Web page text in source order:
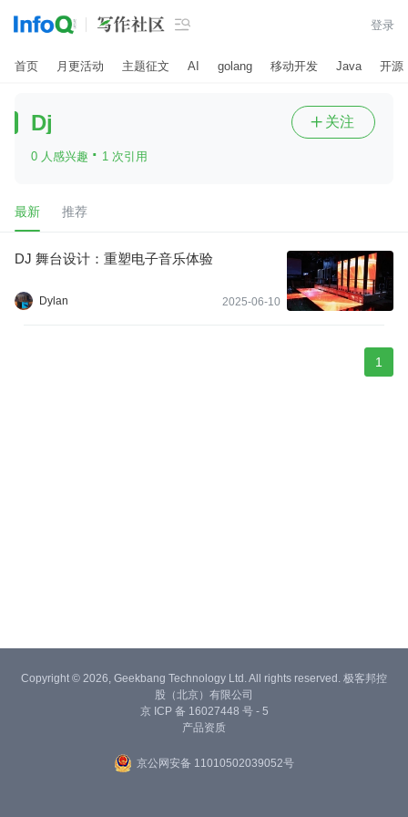
 登录
首页 月更活动 主题征文 AI golang 移动开发 Java 开源
Dj
0 人感兴趣 · 1 次引用
 关注
最新 推荐
DJ 舞台设计：重塑电子音乐体验
Dylan 2025-06-10
1
Copyright © 2026, Geekbang Technology Ltd. All rights reserved. 极客邦控
股（北京）有限公司
京 ICP 备 16027448 号 - 5
产品资质
京公网安备 11010502039052号